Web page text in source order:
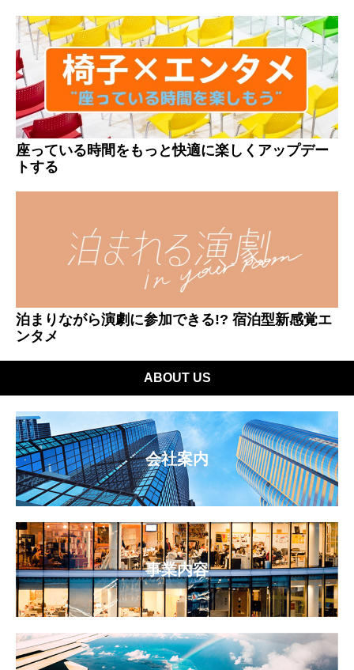
座っている時間をもっと快適に楽しくアップデー
トする
泊まりながら演劇に参加できる!? 宿泊型新感覚エ
ンタメ
ABOUT US
会社案内
事業内容